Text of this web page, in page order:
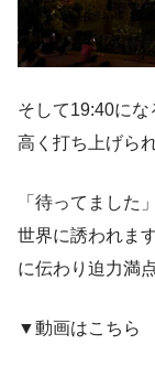
そして19:40に
高く打ち上げら
「待ってました
世界に誘われま
に伝わり迫力満
▼動画はこちら